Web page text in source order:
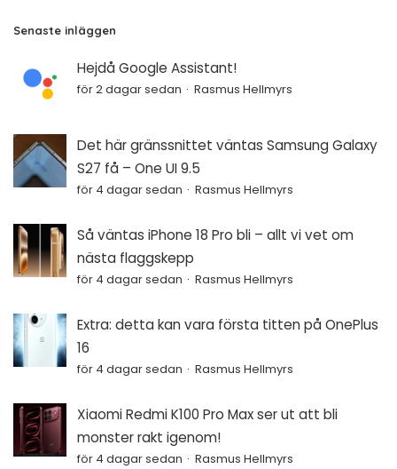
Senaste inläggen
Hejdå Google Assistant!
för 2 dagar sedan Rasmus Hellmyrs
Det här gränssnittet väntas Samsung Galaxy
S27 få – One UI 9.5
för 4 dagar sedan Rasmus Hellmyrs
Så väntas iPhone 18 Pro bli – allt vi vet om
nästa flaggskepp
för 4 dagar sedan Rasmus Hellmyrs
Extra: detta kan vara första titten på OnePlus
16
för 4 dagar sedan Rasmus Hellmyrs
Xiaomi Redmi K100 Pro Max ser ut att bli
monster rakt igenom!
för 4 dagar sedan Rasmus Hellmyrs